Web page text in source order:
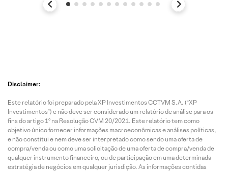
Disclaimer:
Este relatório foi preparado pela XP Investimentos CCTVM S.A. (“XP
Investimentos”) e não deve ser considerado um relatório de análise para os
fins do artigo 1º na Resolução CVM 20/2021. Este relatório tem como
objetivo único fornecer informações macroeconômicas e análises políticas,
e não constitui e nem deve ser interpretado como sendo uma oferta de
compra/venda ou como uma solicitação de uma oferta de compra/venda de
qualquer instrumento financeiro, ou de participação em uma determinada
estratégia de negócios em qualquer jurisdição. As informações contidas